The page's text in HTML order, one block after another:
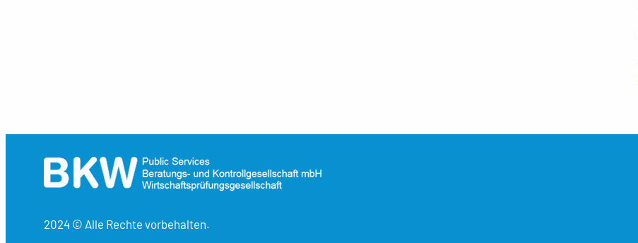
2024 © Alle Rechte vorbehalten.